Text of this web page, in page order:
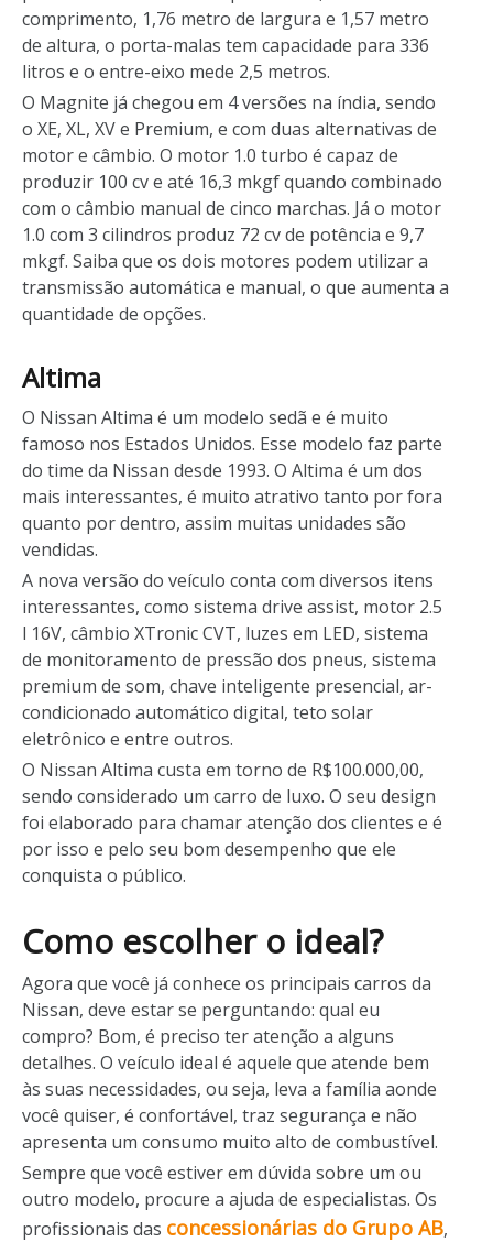
comprimento, 1,76 metro de largura e 1,57 metro
de altura, o porta-malas tem capacidade para 336
litros e o entre-eixo mede 2,5 metros.
O Magnite já chegou em 4 versões na índia, sendo
o XE, XL, XV e Premium, e com duas alternativas de
motor e câmbio. O motor 1.0 turbo é capaz de
produzir 100 cv e até 16,3 mkgf quando combinado
com o câmbio manual de cinco marchas. Já o motor
1.0 com 3 cilindros produz 72 cv de potência e 9,7
mkgf. Saiba que os dois motores podem utilizar a
transmissão automática e manual, o que aumenta a
quantidade de opções.
Altima
O Nissan Altima é um modelo sedã e é muito
famoso nos Estados Unidos. Esse modelo faz parte
do time da Nissan desde 1993. O Altima é um dos
mais interessantes, é muito atrativo tanto por fora
quanto por dentro, assim muitas unidades são
vendidas.
A nova versão do veículo conta com diversos itens
interessantes, como sistema drive assist, motor 2.5
l 16V, câmbio XTronic CVT, luzes em LED, sistema
de monitoramento de pressão dos pneus, sistema
premium de som, chave inteligente presencial, ar-
condicionado automático digital, teto solar
eletrônico e entre outros.
O Nissan Altima custa em torno de R$100.000,00,
sendo considerado um carro de luxo. O seu design
foi elaborado para chamar atenção dos clientes e é
por isso e pelo seu bom desempenho que ele
conquista o público.
Como escolher o ideal?
Agora que você já conhece os principais carros da
Nissan, deve estar se perguntando: qual eu
compro? Bom, é preciso ter atenção a alguns
detalhes. O veículo ideal é aquele que atende bem
às suas necessidades, ou seja, leva a família aonde
você quiser, é confortável, traz segurança e não
apresenta um consumo muito alto de combustível.
Sempre que você estiver em dúvida sobre um ou
outro modelo, procure a ajuda de especialistas. Os
profissionais das concessionárias do Grupo AB,